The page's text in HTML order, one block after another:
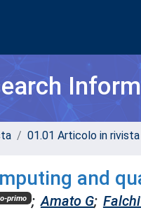
01.01 Articolo in rivista
and
primo ; Amato G;